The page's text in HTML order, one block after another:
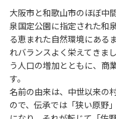
大阪市と和歌山市のほぼ中
泉国定公園に指定された和
る恵まれた自然環境にある
れバランスよく栄えてきま
う人口の増加とともに、商
す。
名前の由来は、中世以来の
ので、伝承では「狭い原野